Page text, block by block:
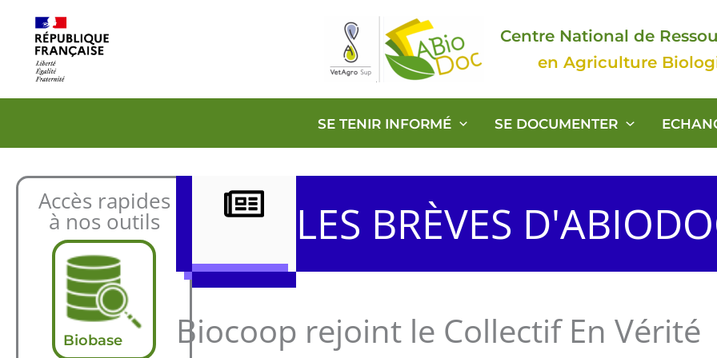
contenu
Centre National de
en Agriculture
SE TENIR INFORMÉ SE DOCUMENTER
Accès rapides
à nos outils
Biobase
LES BRÈVES
Biocoop rejoint le Collectif En Vérité